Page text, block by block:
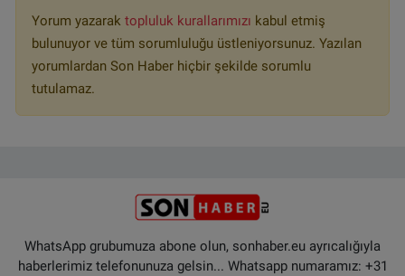
Yorum yazarak topluluk kurallarımızı kabul etmiş
bulunuyor ve tüm sorumluluğu üstleniyorsunuz. Yazılan
yorumlardan Son Haber hiçbir şekilde sorumlu
tutulamaz.
WhatsApp grubumuza abone olun, sonhaber.eu ayrıcalığıyla
haberlerimiz telefonunuza gelsin... Whatsapp numaramız: +31